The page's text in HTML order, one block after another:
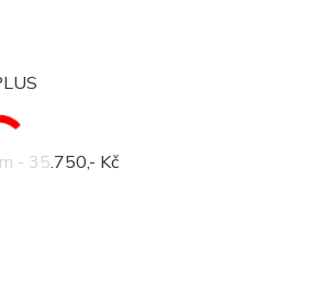
- 35.750,- Kč